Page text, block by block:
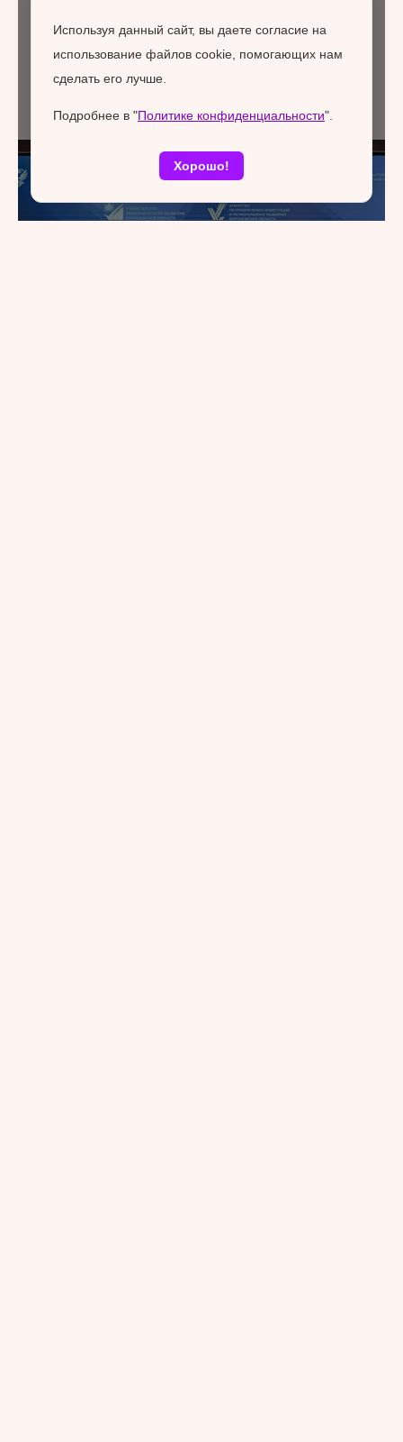
Используя данный сайт, вы даете согласие на
использование файлов cookie, помогающих нам
сделать его лучше.
Подробнее в "Политике конфиденциальности".
Хорошо!